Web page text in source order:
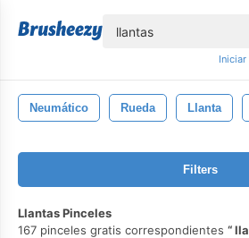
Neumático Rueda Llanta
Filters
Llantas Pinceles
167 pinceles gratis correspondientes